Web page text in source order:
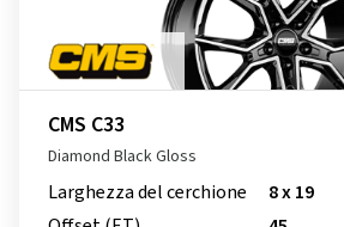
CMS C33
Diamond Black Gloss
Larghezza del cerchione
8 x 19